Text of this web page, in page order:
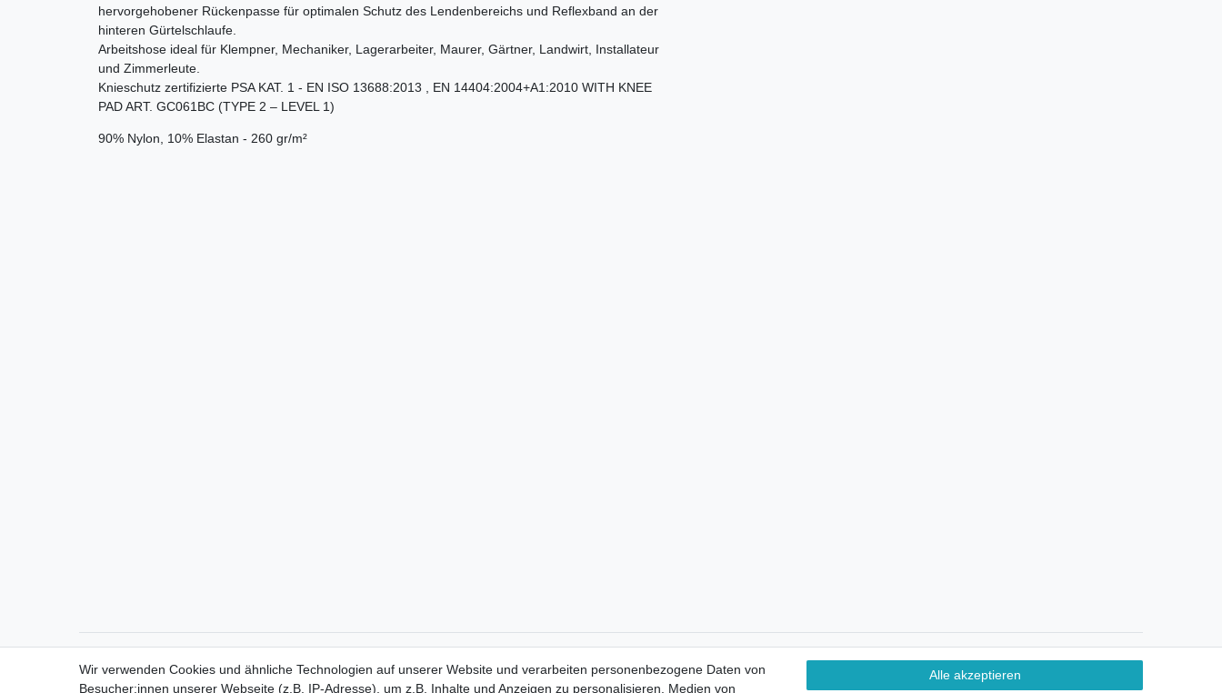
hervorgehobener Rückenpasse für optimalen Schutz des Lendenbereichs und Reflexband an der
hinteren Gürtelschlaufe.
Arbeitshose ideal für Klempner, Mechaniker, Lagerarbeiter, Maurer, Gärtner, Landwirt, Installateur
und Zimmerleute.
Knieschutz zertifizierte PSA KAT. 1 - EN ISO 13688:2013 , EN 14404:2004+A1:2010 WITH KNEE
PAD ART. GC061BC (TYPE 2 – LEVEL 1)
90% Nylon, 10% Elastan - 260 gr/m²
Wir verwenden Cookies und ähnliche Technologien auf unserer Website und verarbeiten personenbezogene Daten von
Besucher:innen unserer Webseite (z.B. IP-Adresse), um z.B. Inhalte und Anzeigen zu personalisieren, Medien von
Alle akzeptieren